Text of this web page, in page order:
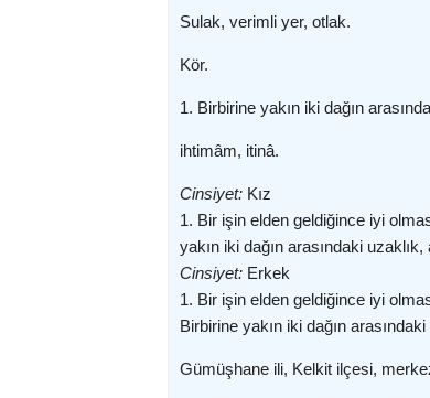
Sulak, verimli yer, otlak.
Kör.
1. Birbirine yakın iki dağın
ihtimâm, itinâ.
Cinsiyet: Kız
1. Bir işin elden geldiğince iyi
yakın iki dağın arasındaki
Cinsiyet: Erkek
1. Bir işin elden geldiğince iyi
Birbirine yakın iki dağın
Gümüşhane ili, Kelkit ilçesi,